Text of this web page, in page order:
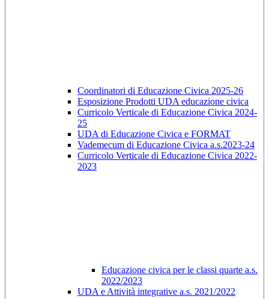
Coordinatori di Educazione Civica 2025-26
Esposizione Prodotti UDA educazione civica
Curricolo Verticale di Educazione Civica 2024-
25
UDA di Educazione Civica e FORMAT
Vademecum di Educazione Civica a.s.2023-24
Curricolo Verticale di Educazione Civica 2022-
2023
Educazione civica per le classi quarte a.s.
2022/2023
UDA e Attività integrative a.s. 2021/2022